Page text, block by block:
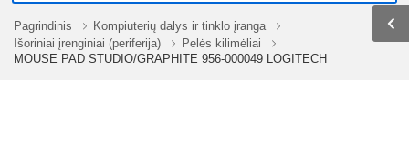
Pagrindinis
Kompiuterių dalys ir tinklo įranga
Išoriniai įrenginiai (periferija)
Pelės kilimėliai
MOUSE PAD STUDIO/GRAPHITE 956-000049 LOGITECH